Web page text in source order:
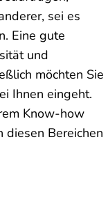
sei es
Eine gute
und
möchten Sie
Ihnen eingeht.
Know-how
diesen Bereichen